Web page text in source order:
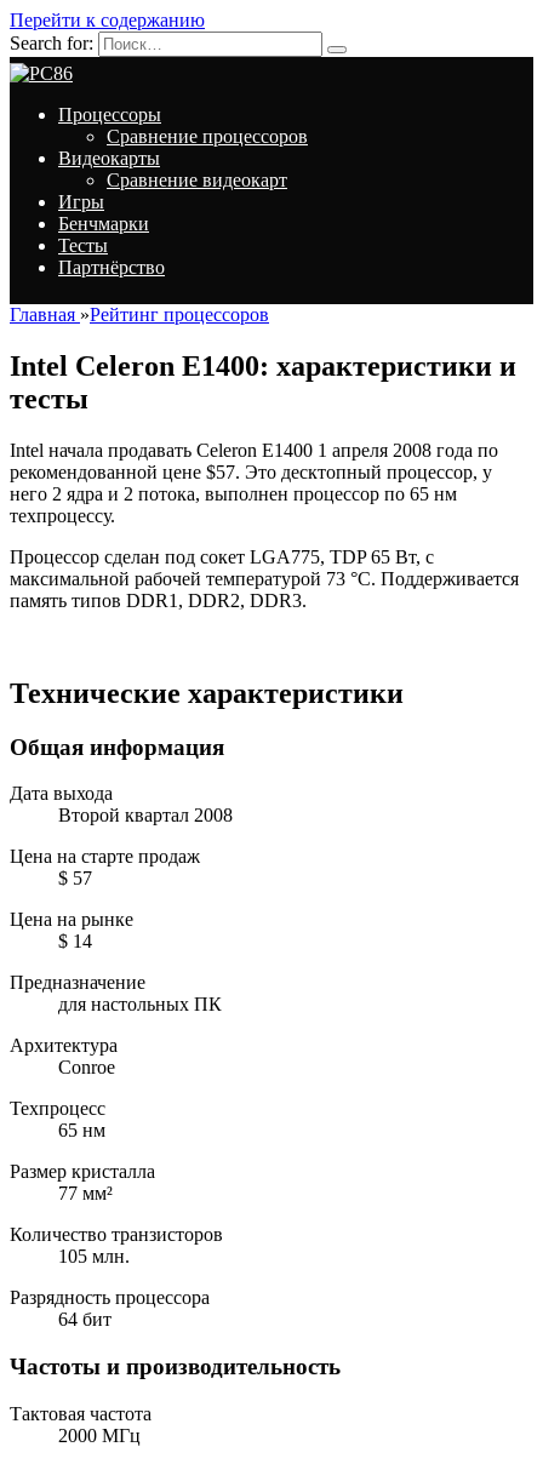
Перейти к содержанию
Search for:
Процессоры
Сравнение процессоров
Видеокарты
Сравнение видеокарт
Игры
Бенчмарки
Тесты
Партнёрство
Главная »Рейтинг процессоров
Intel Celeron E1400: характеристики и
тесты
Intel начала продавать Celeron E1400 1 апреля 2008 года по
рекомендованной цене $57. Это десктопный процессор, у
него 2 ядра и 2 потока, выполнен процессор по 65 нм
техпроцессу.
Процессор сделан под сокет LGA775, TDP 65 Вт, с
максимальной рабочей температурой 73 °C. Поддерживается
память типов DDR1, DDR2, DDR3.
Технические характеристики
Общая информация
Дата выхода
Второй квартал 2008
Цена на старте продаж
$ 57
Цена на рынке
$ 14
Предназначение
для настольных ПК
Архитектура
Conroe
Техпроцесс
65 нм
Размер кристалла
77 мм²
Количество транзисторов
105 млн.
Разрядность процессора
64 бит
Частоты и производительность
Тактовая частота
2000 МГц